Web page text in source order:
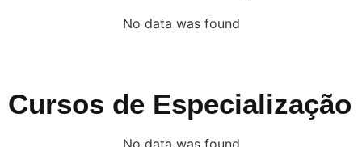
No data was found
Cursos de Especialização
No data was found